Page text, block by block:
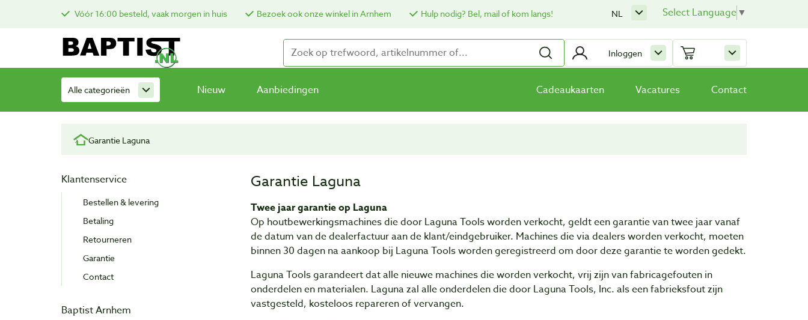
Vóór 16:00 besteld, vaak morgen in huis Bezoek ook onze winkel in Arnhem Hulp nodig? Bel, mail of kom langs! Select Language▼
NL
Inloggen
Alle categorieën Nieuw Aanbiedingen Cadeaukaarten Vacatures Contact
Garantie Laguna
Klantenservice
Bestellen & levering
Betaling
Retourneren
Garantie
Contact
Baptist Arnhem
Garantie Laguna
Twee jaar garantie op Laguna
Op houtbewerkingsmachines die door Laguna Tools worden verkocht, geldt een garantie van twee jaar vanaf
de datum van de dealerfactuur aan de klant/eindgebruiker. Machines die via dealers worden verkocht, moeten
binnen 30 dagen na aankoop bij Laguna Tools worden geregistreerd om door deze garantie te worden gedekt.
Laguna Tools garandeert dat alle nieuwe machines die worden verkocht, vrij zijn van fabricagefouten in
onderdelen en materialen. Laguna zal alle onderdelen die door Laguna Tools, Inc. als een fabrieksfout zijn
vastgesteld, kosteloos repareren of vervangen.